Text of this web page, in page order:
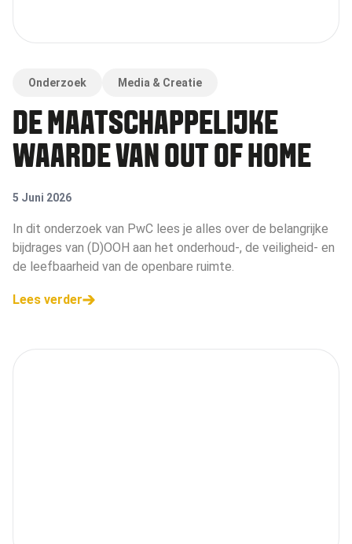
Onderzoek Media & Creatie
DE MAATSCHAPPELIJKE
WAARDE VAN OUT OF HOME
5 Juni 2026
In dit onderzoek van PwC lees je alles over de belangrijke
bijdrages van (D)OOH aan het onderhoud-, de veiligheid- en
de leefbaarheid van de openbare ruimte.
Lees verder